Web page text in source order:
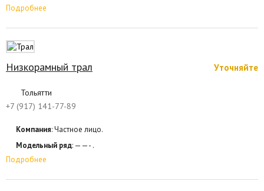
Подробнее
Низкорамный трал Уточняйте
Тольятти
+7 (917) 141-77-89
Компания: Частное лицо.
Модельный ряд: ——- .
Подробнее